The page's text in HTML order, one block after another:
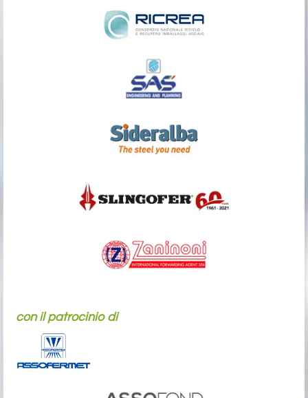
con il patrocinio di